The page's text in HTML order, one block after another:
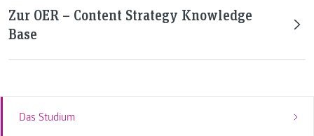
Das Studium
Zur OER – Content Strategy Knowledge
Base